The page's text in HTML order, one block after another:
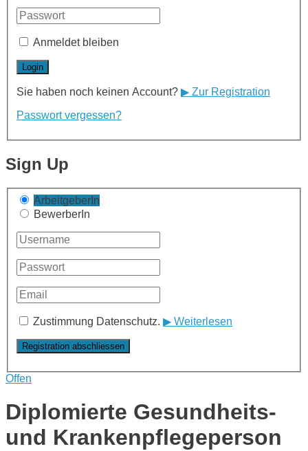
Anmeldet bleiben
Sie haben noch keinen Account? ▶ Zur Registration
Passwort vergessen?
Sign Up
ArbeitgeberIn
BewerberIn
Zustimmung Datenschutz. ▶ Weiterlesen
Offen
Diplomierte Gesundheits-
und Krankenpflegeperson